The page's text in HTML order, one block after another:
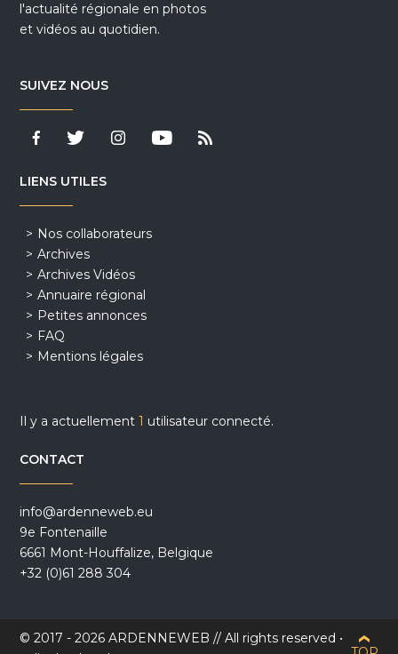
l'actualité régionale en photos
et vidéos au quotidien.
SUIVEZ NOUS
LIENS UTILES
Nos collaborateurs
Archives
Archives Vidéos
Annuaire régional
Petites annonces
FAQ
Mentions légales
Il y a actuellement1 utilisateur connecté.
CONTACT
info@ardenneweb.eu
9e Fontenaille
6661 Mont-Houffalize, Belgique
+32 (0)61 288 304
© 2017 - 2026 ARDENNEWEB // All rights reserved •